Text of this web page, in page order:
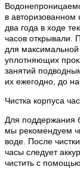
в авторизованном
два года в ходе
часов открывали.
для
уплотняющих
занятий
их ежегодно, до
Чистка корпуса
Для поддержания
мы рекомендуем
воде. После
часы следует
чистить с